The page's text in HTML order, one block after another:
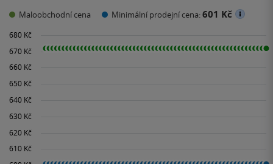
Maloobchodní cena Minimální prodejní cena:601 Kč